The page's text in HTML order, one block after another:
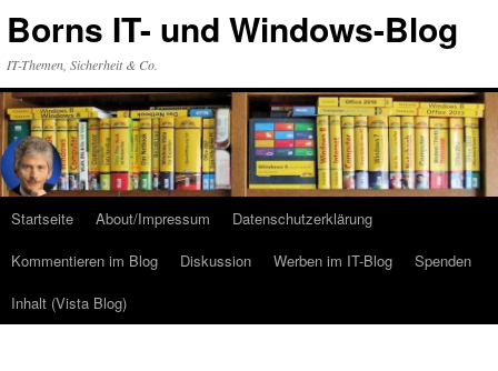
Inhalt
Borns IT- und Windows-Blog
IT-Themen, Sicherheit & Co.
Startseite About/Impressum
Datenschutzerklärung
Kommentieren im Blog
Diskussion Werben im IT-Blog
Spenden
Inhalt (Vista Blog)